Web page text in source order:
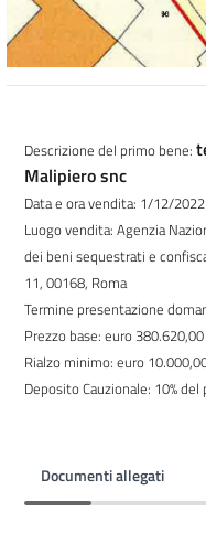
Descrizione del primo bene:
Malipiero snc
Data e ora vendita: 1/12/
Luogo vendita: Agenzia
dei beni sequestrati e
11, 00168, Roma
Termine presentazione
Prezzo base: euro 380.620,00
Rialzo minimo: euro
Deposito Cauzionale: 10%
Documenti allegati